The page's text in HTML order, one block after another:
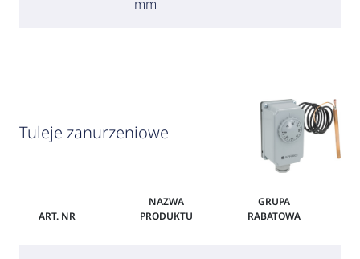
mm
Tuleje zanurzeniowe
ART. NR
NAZWA
PRODUKTU
GRUPA
RABATOWA